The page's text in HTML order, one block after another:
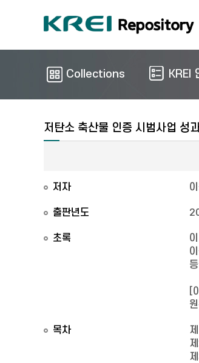
Collections KREI
저탄소 축산물 인증 시범사업 성
저자
출판년도
초록
[
목차